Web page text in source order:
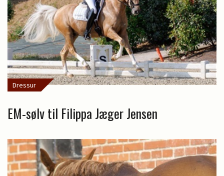
Dressur
EM-sølv til Filippa Jæger Jensen